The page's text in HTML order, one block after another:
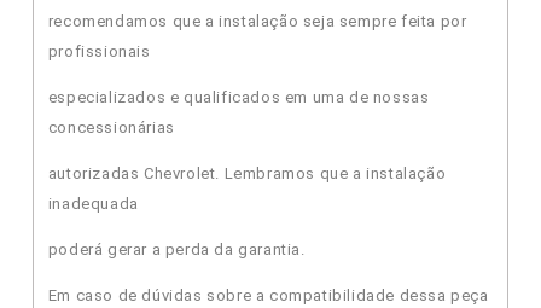
recomendamos que a instalação seja sempre feita por
profissionais
especializados e qualificados em uma de nossas
concessionárias
autorizadas Chevrolet. Lembramos que a instalação
inadequada
poderá gerar a perda da garantia.
Em caso de dúvidas sobre a compatibilidade dessa peça